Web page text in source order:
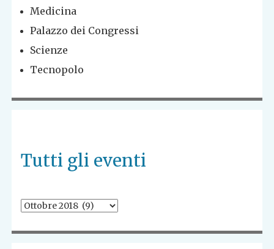
Medicina
Palazzo dei Congressi
Scienze
Tecnopolo
Tutti gli eventi